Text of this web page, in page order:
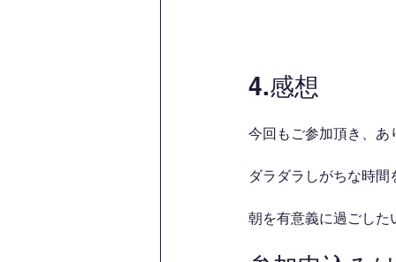
4.感想
今回もご参加頂き、あ
ダラダラしがちな時
朝を有意義に過ごした